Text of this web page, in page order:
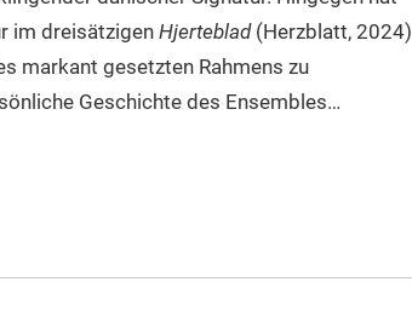
im dreisätzigen Hjerteblad(Herzblatt, 2024)
markant gesetzten Rahmens zu
Geschichte des Ensembles…